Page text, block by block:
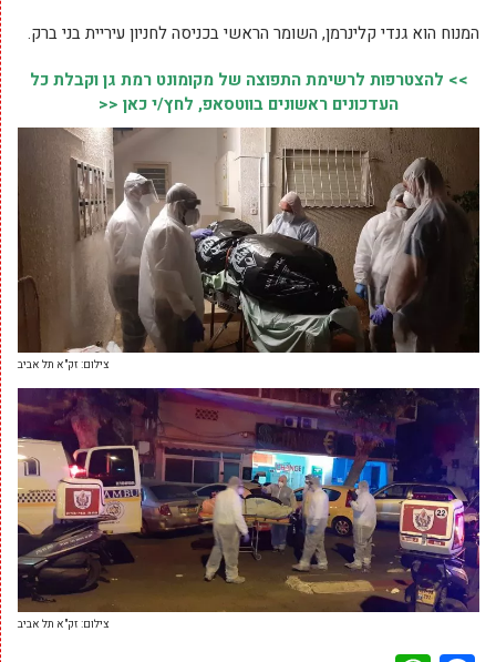
המנוח הוא גנדי קלינרמן, השומר הראשי בכניסה לחניון עיריית בני ברק.
>> להצטרפות לרשימת התפוצה של מקומונט רמת גן וקבלת כל
העדכונים ראשונים בווטסאפ, לחץ/י כאן <<
צילום: זק"א תל אביב
צילום: זק"א תל אביב